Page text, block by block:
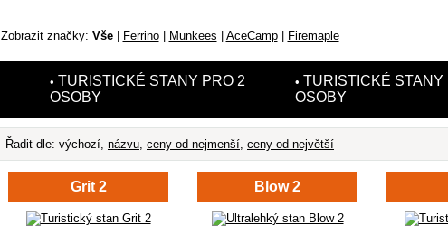
Zobrazit značky: Vše| Ferrino| Munkees AceCamp| Firemaple
• TURISTICKÉ STANY PRO 2
OSOBY
• TURISTICKÉ STANY
OSOBY
Řadit dle: výchozí, názvu, ceny od nejmenší, ceny od největší
Grit 2 Blow 2